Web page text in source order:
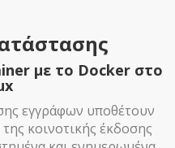
με το Docker στο
εγγράφων υποθέτουν
κοινοτικής έκδοσης